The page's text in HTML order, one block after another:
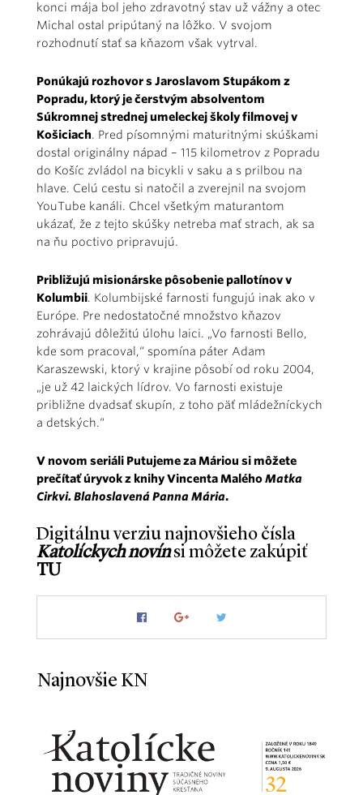
konci mája bol jeho zdravotný stav už vážny a otec
Michal ostal pripútaný na lôžko. V svojom
rozhodnutí stať sa kňazom však vytrval.
Ponúkajú rozhovor s Jaroslavom Stupákom z
Popradu, ktorý je čerstvým absolventom
Súkromnej strednej umeleckej školy filmovej v
Košiciach. Pred písomnými maturitnými skúškami
dostal originálny nápad – 115 kilometrov z Popradu
do Košíc zvládol na bicykli v saku a s prilbou na
hlave. Celú cestu si natočil a zverejnil na svojom
YouTube kanáli. Chcel všetkým maturantom
ukázať, že z tejto skúšky netreba mať strach, ak sa
na ňu poctivo pripravujú.
Približujú misionárske pôsobenie pallotínov v
Kolumbii. Kolumbijské farnosti fungujú inak ako v
Európe. Pre nedostatočné množstvo kňazov
zohrávajú dôležitú úlohu laici. „Vo farnosti Bello,
kde som pracoval,“ spomína páter Adam
Karaszewski, ktorý v krajine pôsobí od roku 2004,
„je už 42 laických lídrov. Vo farnosti existuje
približne dvadsať skupín, z toho päť mládežníckych
a detských.“
V novom seriáli Putujeme za Máriou si môžete
prečítať úryvok z knihy Vincenta MaléhoMatka
Cirkvi. Blahoslavená Panna Mária.
Digitálnu verziu najnovšieho čísla
Katolíckych novínsi môžete zakúpiť
TU
Najnovšie KN